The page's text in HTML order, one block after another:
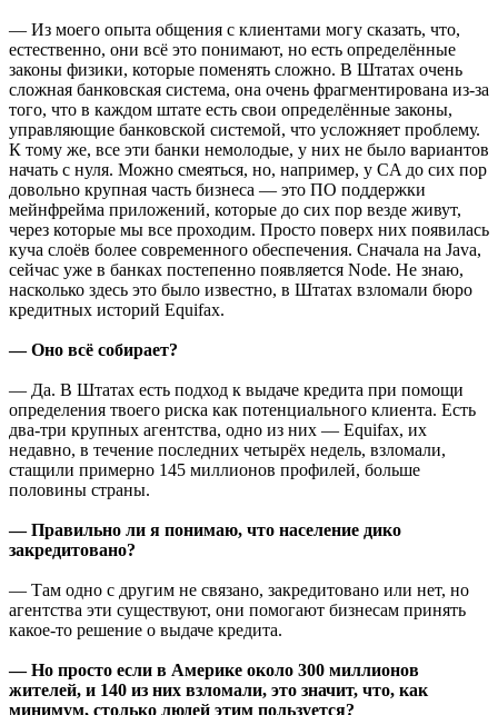
— Из моего опыта общения с клиентами могу сказать, что,
естественно, они всё это понимают, но есть определённые
законы физики, которые поменять сложно. В Штатах очень
сложная банковская система, она очень фрагментирована из-за
того, что в каждом штате есть свои определённые законы,
управляющие банковской системой, что усложняет проблему.
К тому же, все эти банки немолодые, у них не было вариантов
начать с нуля. Можно смеяться, но, например, у CA до сих пор
довольно крупная часть бизнеса — это ПО поддержки
мейнфрейма приложений, которые до сих пор везде живут,
через которые мы все проходим. Просто поверх них появилась
куча слоёв более современного обеспечения. Сначала на Java,
сейчас уже в банках постепенно появляется Node. Не знаю,
насколько здесь это было известно, в Штатах взломали бюро
кредитных историй Equifax.
— Оно всё собирает?
— Да. В Штатах есть подход к выдаче кредита при помощи
определения твоего риска как потенциального клиента. Есть
два-три крупных агентства, одно из них — Equifax, их
недавно, в течение последних четырёх недель, взломали,
стащили примерно 145 миллионов профилей, больше
половины страны.
— Правильно ли я понимаю, что население дико
закредитовано?
— Там одно с другим не связано, закредитовано или нет, но
агентства эти существуют, они помогают бизнесам принять
какое-то решение о выдаче кредита.
— Но просто если в Америке около 300 миллионов
жителей, и 140 из них взломали, это значит, что, как
минимум, столько людей этим пользуется?